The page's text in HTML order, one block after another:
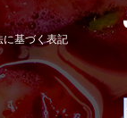
に基づく表記